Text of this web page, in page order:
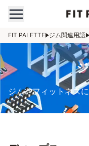
FIT PALETTE ジム関連用語
ジムやフィットネス